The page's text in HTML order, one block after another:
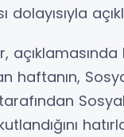
dolayısıyla
açıklamasında
haftanın,